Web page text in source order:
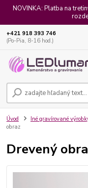
NOVINKA: Platba na
+421 918 393 746
(Po-Pia, 8-16 hod.)
Úvod Iné gravírované
obraz
Drevený